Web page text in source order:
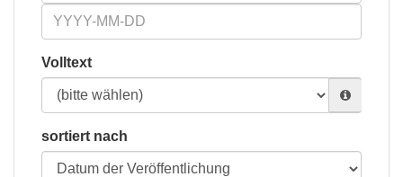
Volltext
sortiert nach